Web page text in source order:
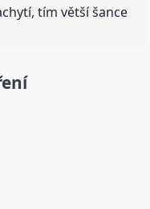
tím větší šance